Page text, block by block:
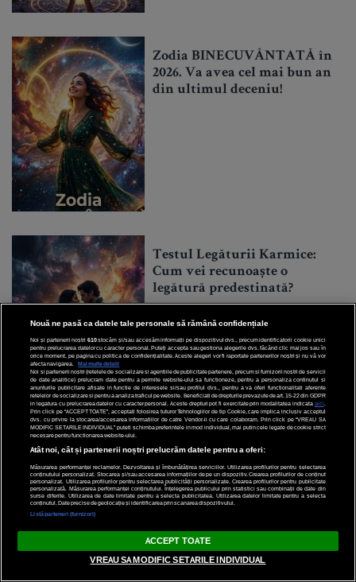
Zodia BINECUVÂNTATĂ în
2026. Va avea cel mai bun an
din ultimul deceniu!
Testul Legăturii Karmice:
Cum vei recunoaște o
legătură predestinată?
Este postul intermitent
potrivit pentru oricine?
Criterii prin care îți poți
personaliza perioada optimă
Nouă ne pasă ca datele tale personale să rămână confidențiale
Noi și partenerii noștri 610stocăm și/sau accesăm informații pe dispozitivul dvs., precum identificatorii cookie unici
pentru prelucrarea datelor cu caracter personal. Puteți accepta sau gestiona alegerile dvs. făcând clic mai jos sau în
orice moment, pe pagina cu politica de confidențialitate. Aceste alegeri vor fi raportate partenerilor noștri și nu vă vor
afecta navigarea.
Mai multe detalii
Noi si partenerii nostri (retelele de socializare si agentiile de publicitate partenere, precum si furnizorii nostri de servicii
de date analitice) prelucram date pentru a permite website-ului sa functioneze, pentru a personaliza continutul si
anunturile publicitare afisate in functie de interesele si/sau profilul dvs., pentru a va oferi functionalitati aferente
retelelor de socializare si pentru a analiza traficul pe website. Beneficiati de drepturile prevazute de art. 15-22 din GDPR
in legatura cu prelucrarea datelor cu caracter personal. Aceste drepturi pot fi exercitate prin modalitatea indicata aici
Prin click pe “ACCEPT TOATE”, acceptati folosirea tuturor Tehnologiilor de tip Cookie, care implica inclusiv acceptul
dvs. cu privire la stocarea/accesarea informatiilor de catre Vendor-ii cu care colaboram. Prin click pe “VREAU SA
MODIFIC SETARILE INDIVIDUAL” puteti schimba preferintele in mod individual, mai putin cele legate de cookie strict
necesare pentru functionarea website-ului.
Atât noi, cât și partenerii noștri prelucrăm datele pentru a oferi:
Măsurarea performanței reclamelor. Dezvoltarea și îmbunătățirea serviciilor. Utilizarea profilurilor pentru selectarea
conținutului personalizat. Stocarea și/sau accesarea informațiilor de pe un dispozitiv. Crearea profilurilor de conținut
personalizat. Utilizarea profilurilor pentru selectarea publicității personalizate. Crearea profilurilor pentru publicitate
personalizată. Măsurarea performanței conținutului. Înțelegerea publicului prin statistici sau combinații de date din
surse diferite. Utilizarea de date limitate pentru a selecta publicitatea. Utilizarea datelor limitate pentru a selecta
conținutul. Date precise de geolocație și identificarea prin scanarea dispozitivului.
Listă parteneri (furnizori)
ACCEPT TOATE
VREAU SA MODIFIC SETARILE INDIVIDUAL